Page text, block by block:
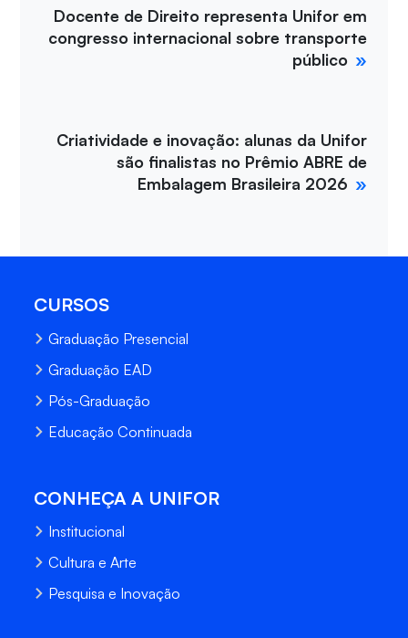
Docente de Direito representa Unifor em
congresso internacional sobre transporte
público
Criatividade e inovação: alunas da Unifor
são finalistas no Prêmio ABRE de
Embalagem Brasileira 2026
CURSOS
Graduação Presencial
Graduação EAD
Pós-Graduação
Educação Continuada
CONHEÇA A UNIFOR
Institucional
Cultura e Arte
Pesquisa e Inovação